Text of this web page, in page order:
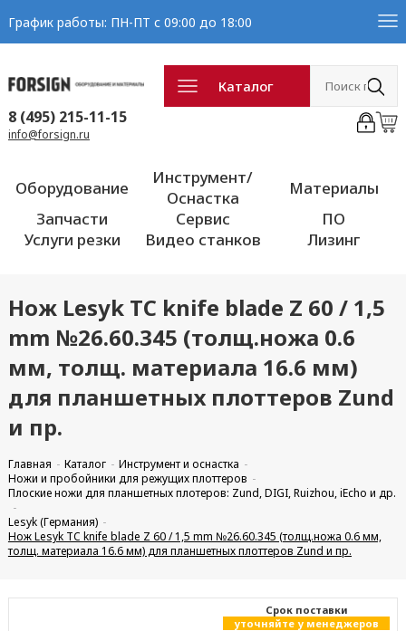
График работы: ПН-ПТ с 09:00 до 18:00
Каталог
8 (495) 215-11-15
info@forsign.ru
Оборудование
Инструмент/
Оснастка
Материалы
Запчасти
Сервис
ПО
Услуги резки
Видео станков Лизинг
Нож Lesyk TC knife blade Z 60 / 1,5
mm №26.60.345 (толщ.ножа 0.6
мм, толщ. материала 16.6 мм)
для планшетных плоттеров Zund
и пр.
Главная Каталог
Инструмент и оснастка
Ножи и пробойники для режущих плоттеров
Плоские ножи для планшетных плотеров: Zund, DIGI, Ruizhou, iEcho и др.
Lesyk (Германия)
Нож Lesyk TC knife blade Z 60 / 1,5 mm №26.60.345 (толщ.ножа 0.6 мм,
толщ. материала 16.6 мм) для планшетных плоттеров Zund и пр.
Cрок поставки
уточняйте у менеджеров